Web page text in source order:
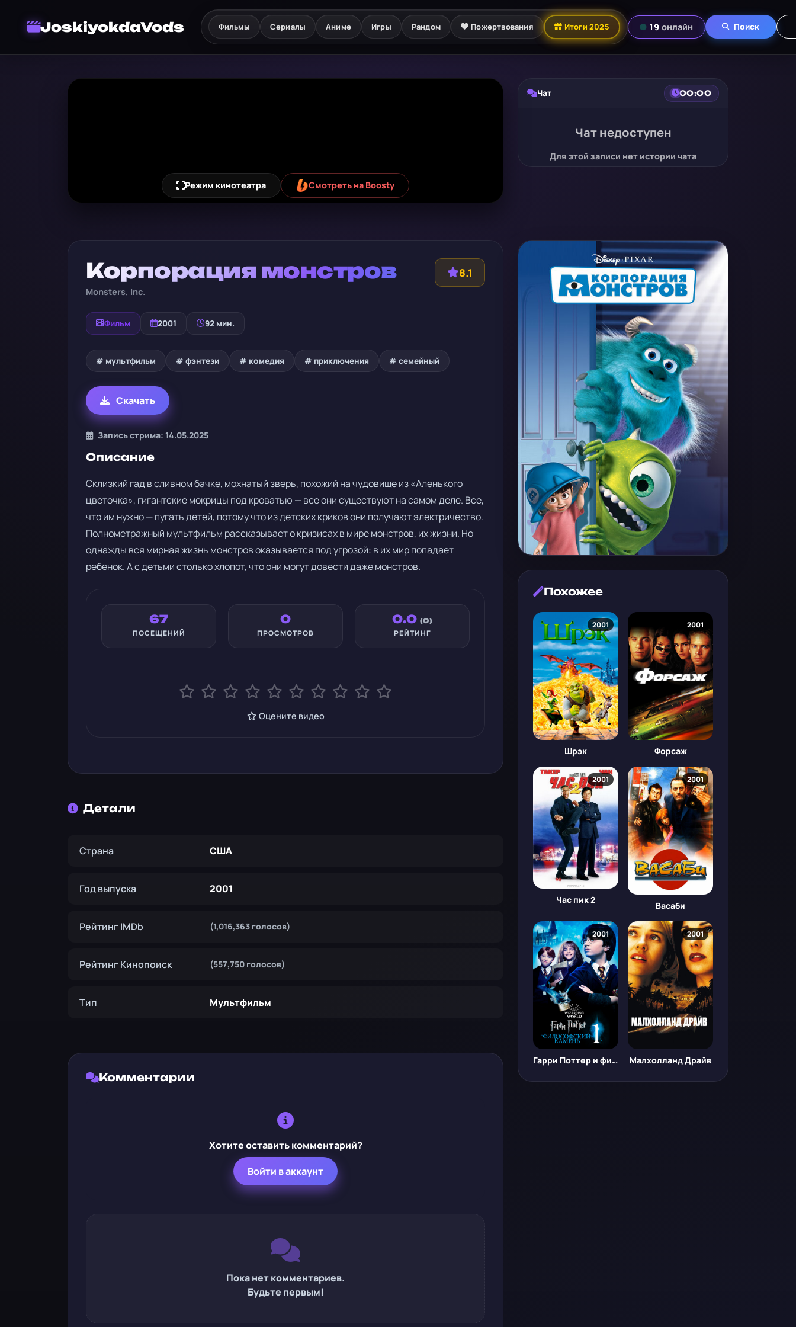
JoskiyokdaVods Фильмы Сериалы Аниме Игры Рандом Пожертвования Итоги 2025 19 онлайн Поиск
Режим кинотеатра Смотреть на Boosty
Чат 00:00
Чат недоступен
Для этой записи нет истории чата
Корпорация монстров
Monsters, Inc.
8.1
Фильм 2001 92 мин.
# мультфильм # фэнтези # комедия # приключения # семейный
Скачать
Запись стрима: 14.05.2025
Описание
Склизкий гад в сливном бачке, мохнатый зверь, похожий на чудовище из «Аленького
цветочка», гигантские мокрицы под кроватью — все они существуют на самом деле. Все,
что им нужно — пугать детей, потому что из детских криков они получают электричество.
Полнометражный мультфильм рассказывает о кризисах в мире монстров, их жизни. Но
однажды вся мирная жизнь монстров оказывается под угрозой: в их мир попадает
ребенок. А с детьми столько хлопот, что они могут довести даже монстров.
67
ПОСЕЩЕНИЙ
0
ПРОСМОТРОВ
0.0 (0)
РЕЙТИНГ
Оцените видео
Детали
Страна США
Год выпуска 2001
Рейтинг IMDb (1,016,363 голосов)
Рейтинг Кинопоиск (557,750 голосов)
Тип Мультфильм
Комментарии
Хотите оставить комментарий?
Войти в аккаунт
Пока нет комментариев.
Будьте первым!
Похожее
2001
Шрэк
2001
Форсаж
2001
Час пик 2
2001
Васаби
2001
Гарри Поттер и философский камень
2001
Малхолланд Драйв